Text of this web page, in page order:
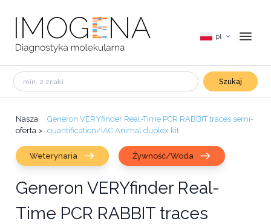
pl
Szukaj
Nasza
oferta >
Generon VERYfinder Real-Time PCR RABBIT traces semi-
quantification/IAC Animal duplex kit
Weterynaria Żywność/Woda
Generon VERYfinder Real-
Time PCR RABBIT traces